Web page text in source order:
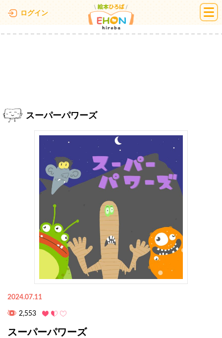
ログイン 絵本ひろば
スーパーパワーズ
2024.07.11
2,553
スーパーパワーズ